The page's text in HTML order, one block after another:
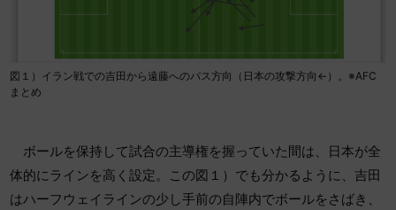
図１）イラン戦での吉田から遠藤へのパス方向（日本の攻撃方向←）。※AFC
まとめ
ボールを保持して試合の主導権を握っていた間は、日本が全
体的にラインを高く設定。この図１）でも分かるように、吉田
はハーフウェイラインの少し手前の自陣内でボールをさばき、